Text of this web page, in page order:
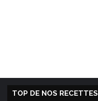
TOP DE NOS RECETTES